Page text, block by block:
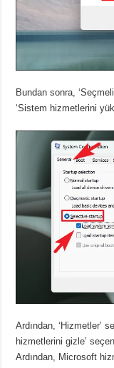
Bundan sonra,
‘Sistem hizmetlerini
Ardından, ‘Hizmetler’
hizmetlerini gizle’
Ardından, Microsoft